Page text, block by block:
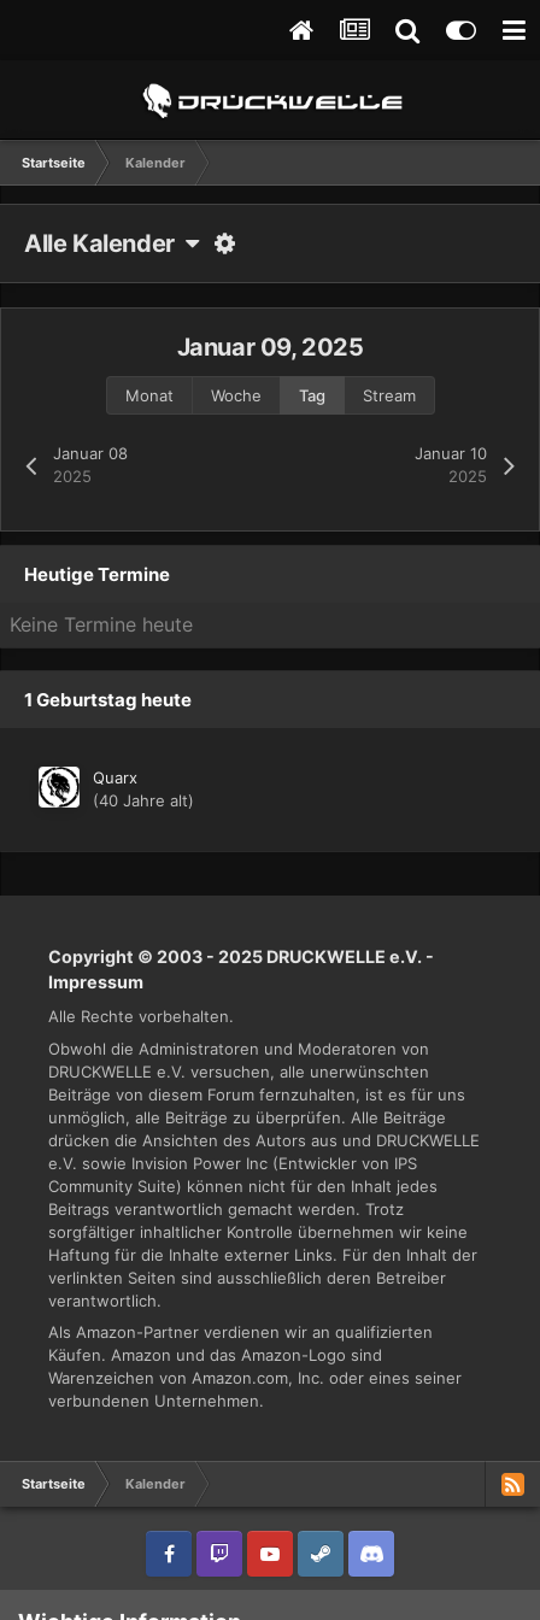
Startseite Kalender
Alle Kalender
Januar 08
2025
Januar 09, 2025
Monat Woche Tag Stream
Januar 10
2025
Heutige Termine
Keine Termine heute
1 Geburtstag heute
Quarx
(40 Jahre alt)
Copyright © 2003 - 2025 DRUCKWELLE e.V. -
Impressum
Alle Rechte vorbehalten.
Obwohl die Administratoren und Moderatoren von
DRUCKWELLE e.V. versuchen, alle unerwünschten
Beiträge von diesem Forum fernzuhalten, ist es für uns
unmöglich, alle Beiträge zu überprüfen. Alle Beiträge
drücken die Ansichten des Autors aus und DRUCKWELLE
e.V. sowie Invision Power Inc (Entwickler von IPS
Community Suite) können nicht für den Inhalt jedes
Beitrags verantwortlich gemacht werden. Trotz
sorgfältiger inhaltlicher Kontrolle übernehmen wir keine
Haftung für die Inhalte externer Links. Für den Inhalt der
verlinkten Seiten sind ausschließlich deren Betreiber
verantwortlich.
Als Amazon-Partner verdienen wir an qualifizierten
Käufen. Amazon und das Amazon-Logo sind
Warenzeichen von Amazon.com, Inc. oder eines seiner
verbundenen Unternehmen.
Startseite Kalender